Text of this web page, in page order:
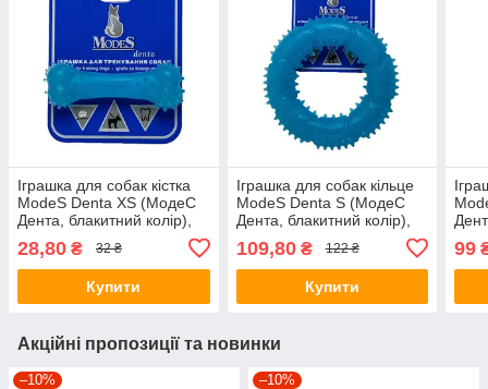
Іграшка для собак кістка
ModeS Denta XS (МодеС
Дента, блакитний колір),
28,80 ₴ 32 ₴
Купити
Іграшка для собак кільце
ModeS Denta S (МодеС
Дента, блакитний колір),
109,80₴ 122 ₴
Купити
99
Акційні пропозиції та новинки
–10% –10%